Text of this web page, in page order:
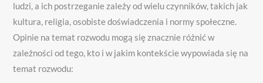
ludzi, a ich postrzeganie zależy od wielu czynników, takich jak
kultura, religia, osobiste doświadczenia i normy społeczne.
Opinie na temat rozwodu mogą się znacznie różnić w
zależności od tego, kto i w jakim kontekście wypowiada się na
temat rozwodu: